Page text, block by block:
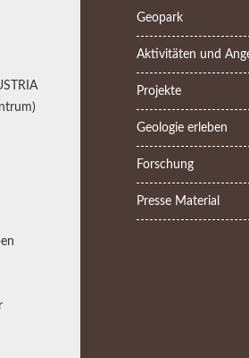
Geopark
Aktivitäten und
Projekte
Geologie erleben
Forschung
Presse Material